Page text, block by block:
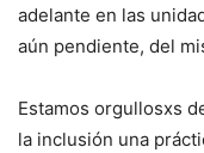
adelante en las
aún pendiente, del
Estamos orgullosxs
la inclusión una